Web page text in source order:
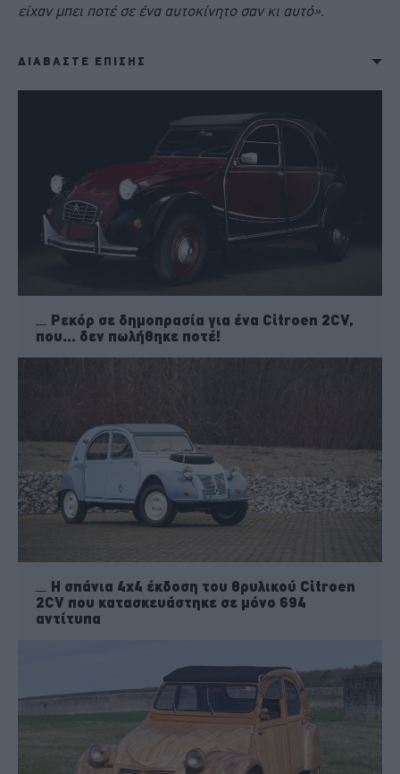
είχαν μπει ποτέ σε ένα αυτοκίνητο σαν κι αυτό».
ΔΙΑΒΑΣΤΕ ΕΠΙΣΗΣ
Ρεκόρ σε δημοπρασία για ένα Citroen 2CV,
που... δεν πωλήθηκε ποτέ!
Η σπάνια 4x4 έκδοση του θρυλικού Citroen
2CV που κατασκευάστηκε σε μόνο 694
αντίτυπα